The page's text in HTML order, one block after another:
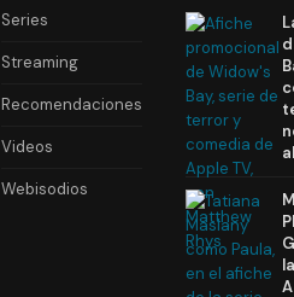
Series
Streaming
Recomendaciones
Videos
Webisodios